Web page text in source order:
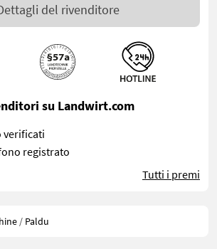
del rivenditore
su Landwirt.com
verificati
registrato
Tutti i premi
/ Paldu